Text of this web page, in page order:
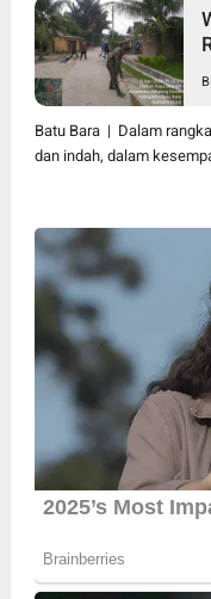
Batu Bara | Dalam
dan indah, dalam